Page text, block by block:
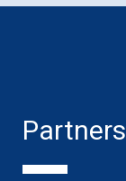
Partners